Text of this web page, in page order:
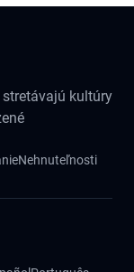
stretávajú kultúry
Nehnuteľnosti